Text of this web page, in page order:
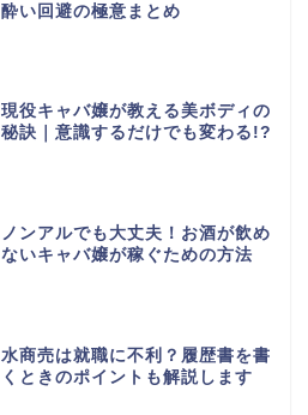
酔い回避の極意まとめ
現役キャバ嬢が教える美ボディの
秘訣｜意識するだけでも変わる!?
ノンアルでも大丈夫！お酒が飲め
ないキャバ嬢が稼ぐための方法
水商売は就職に不利？履歴書を書
くときのポイントも解説します